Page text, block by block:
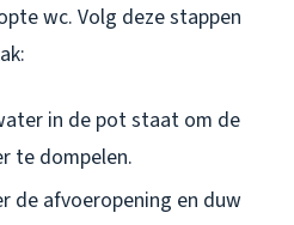
wc. Volg deze stappen
in de pot staat om de
te dompelen.
de afvoeropening en duw